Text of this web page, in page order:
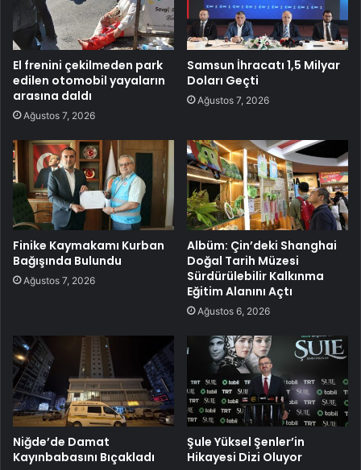
El frenini çekilmeden park
edilen otomobil yayaların
arasına daldı
Ağustos 7, 2026
Samsun İhracatı 1,5 Milyar
Doları Geçti
Ağustos 7, 2026
Finike Kaymakamı Kurban
Bağışında Bulundu
Ağustos 7, 2026
Albüm: Çin’deki Shanghai
Doğal Tarih Müzesi
Sürdürülebilir Kalkınma
Eğitim Alanını Açtı
Ağustos 6, 2026
Niğde’de Damat
Kayınbabasını Bıçakladı
Şule Yüksel Şenler’in
Hikayesi Dizi Oluyor